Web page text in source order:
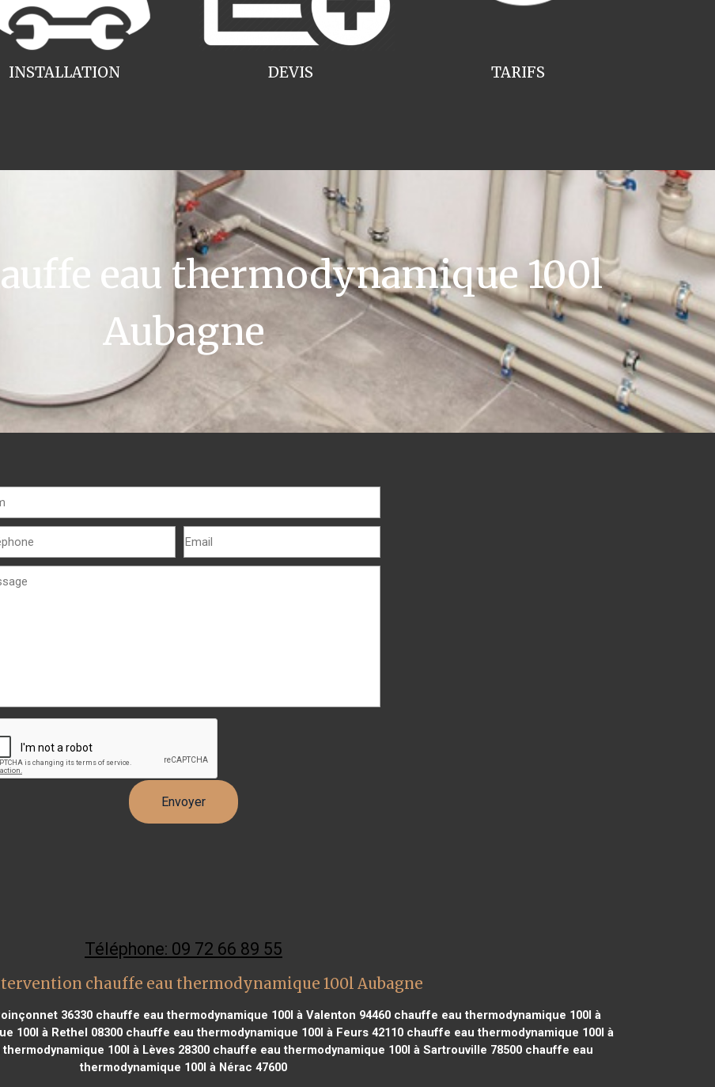
INSTALLATION TARIFS
DEVIS
eau thermodynamique 100l
Aubagne
Téléphone: 09 72 66 89 55
chauffe eau thermodynamique 100l Aubagne
36330 chauffe eau thermodynamique 100l à Valenton 94460 chauffe eau thermodynamique 100l à
100l à Rethel 08300chauffe eau thermodynamique 100l à Feurs 42110chauffe eau thermodynamique 100l à
100l à Lèves 28300chauffe eau thermodynamique 100l à Sartrouville 78500chauffe eau
thermodynamique 100l à Nérac 47600